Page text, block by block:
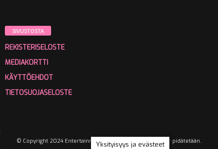
SIVUSTOSTA
REKISTERISELOSTE
MEDIAKORTTI
KÄYTTÖEHDOT
TIETOSUOJASELOSTE
© Copyright 2024 Entertainment Media Oy. Kaikki oikeudet pidätetään.
Yksityisyys ja evästeet